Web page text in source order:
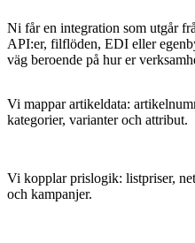
Ni får en integration som utgår
API:er, filflöden, EDI eller
väg beroende på hur er
Vi mappar artikeldata:
kategorier, varianter och attribut.
Vi kopplar prislogik: listpriser,
och kampanjer.